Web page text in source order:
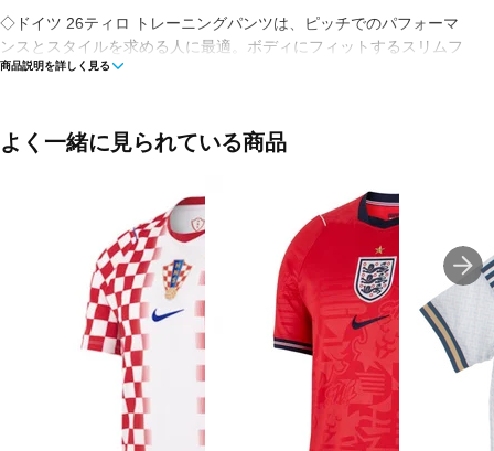
◇ドイツ 26ティロ トレーニングパンツは、ピッチでのパフォーマ
ンスとスタイルを求める人に最適。ボディにフィットするスリムフ
ィットのパンツ。力学的なストレッチ生地を採用し、どんな動きに
adidasのFORMOTIONテクノロジーが組み込まれており、制限のな
ングパンツは機能性とスタイルを兼ね備えた頼りになる一枚。
◇スリムフィット
◇ドローコード
◇ポリエステル 100%
◇エンボス加工のデザインがあしらわれたインサート
◇FORMOTION テクノロジー
商品説明を詳しく見る
よく一緒に見られている商品